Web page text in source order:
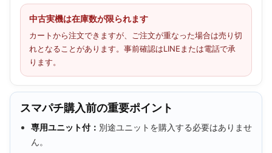
中古実機は在庫数が限られます
カートから注文できますが、ご注文が重なった場合は売り切
れとなることがあります。事前確認はLINEまたは電話で承
ります。
スマパチ購入前の重要ポイント
専用ユニット付： 別途ユニットを購入する必要はありませ
ん。